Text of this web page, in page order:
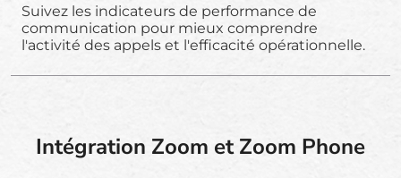
Suivez les indicateurs de performance de
communication pour mieux comprendre
l'activité des appels et l'efficacité opérationnelle.
Intégration Zoom et Zoom Phone